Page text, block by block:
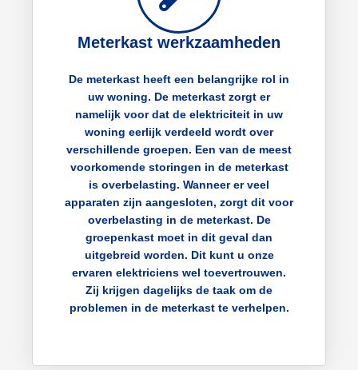
Meterkast werkzaamheden
De meterkast heeft een belangrijke rol in
uw woning. De meterkast zorgt er
namelijk voor dat de elektriciteit in uw
woning eerlijk verdeeld wordt over
verschillende groepen. Een van de meest
voorkomende storingen in de meterkast
is overbelasting. Wanneer er veel
apparaten zijn aangesloten, zorgt dit voor
overbelasting in de meterkast. De
groepenkast moet in dit geval dan
uitgebreid worden. Dit kunt u onze
ervaren elektriciens wel toevertrouwen.
Zij krijgen dagelijks de taak om de
problemen in de meterkast te verhelpen.